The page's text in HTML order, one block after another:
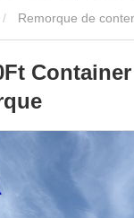
Remorque de